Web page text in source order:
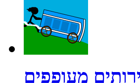
מעופפים